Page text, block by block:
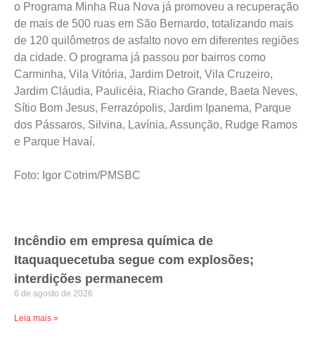
o Programa Minha Rua Nova já promoveu a recuperação
de mais de 500 ruas em São Bernardo, totalizando mais
de 120 quilômetros de asfalto novo em diferentes regiões
da cidade. O programa já passou por bairros como
Carminha, Vila Vitória, Jardim Detroit, Vila Cruzeiro,
Jardim Cláudia, Paulicéia, Riacho Grande, Baeta Neves,
Sítio Bom Jesus, Ferrazópolis, Jardim Ipanema, Parque
dos Pássaros, Silvina, Lavínia, Assunção, Rudge Ramos
e Parque Havaí.
Foto: Igor Cotrim/PMSBC
Incêndio em empresa química de
Itaquaquecetuba segue com explosões;
interdições permanecem
6 de agosto de 2026
Leia mais »